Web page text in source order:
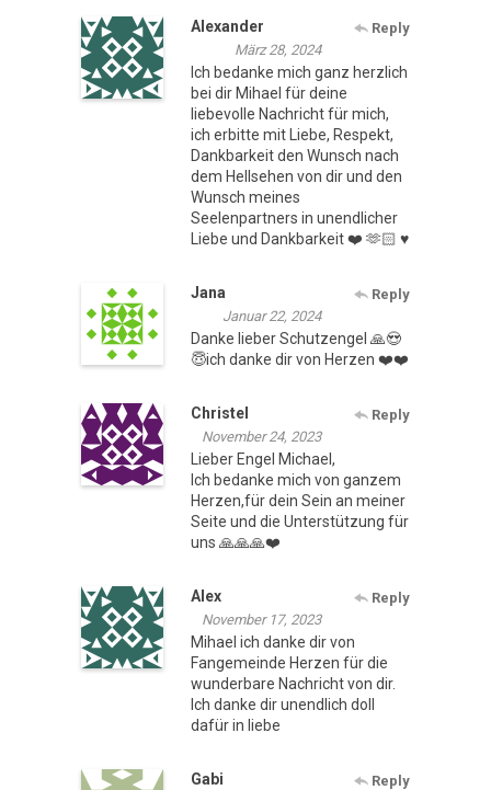
Alexander
Reply
März 28, 2024
Ich bedanke mich ganz herzlich
bei dir Mihael für deine
liebevolle Nachricht für mich,
ich erbitte mit Liebe, Respekt,
Dankbarkeit den Wunsch nach
dem Hellsehen von dir und den
Wunsch meines
Seelenpartners in unendlicher
Liebe und Dankbarkeit ❤️ 🫶🏻 ♥️
Jana
Reply
Januar 22, 2024
Danke lieber Schutzengel 🙏😍
😇ich danke dir von Herzen ❤️❤️
Christel
Reply
November 24, 2023
Lieber Engel Michael,
Ich bedanke mich von ganzem
Herzen,für dein Sein an meiner
Seite und die Unterstützung für
uns 🙏🙏🙏❤️
Alex
Reply
November 17, 2023
Mihael ich danke dir von
Fangemeinde Herzen für die
wunderbare Nachricht von dir.
Ich danke dir unendlich doll
dafür in liebe
Gabi
Reply